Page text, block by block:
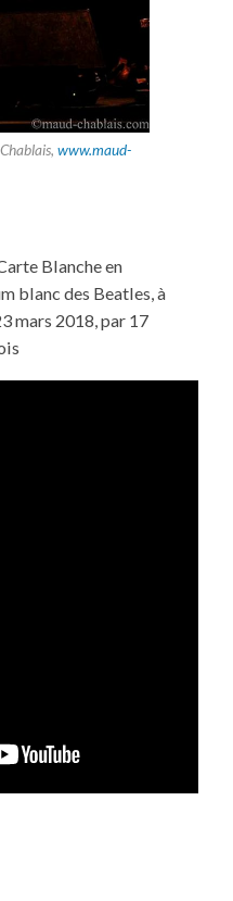
www.maud-
Blanche en
blanc des Beatles, à
mars 2018, par 17